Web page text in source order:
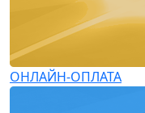
ОНЛАЙН-ОПЛАТА